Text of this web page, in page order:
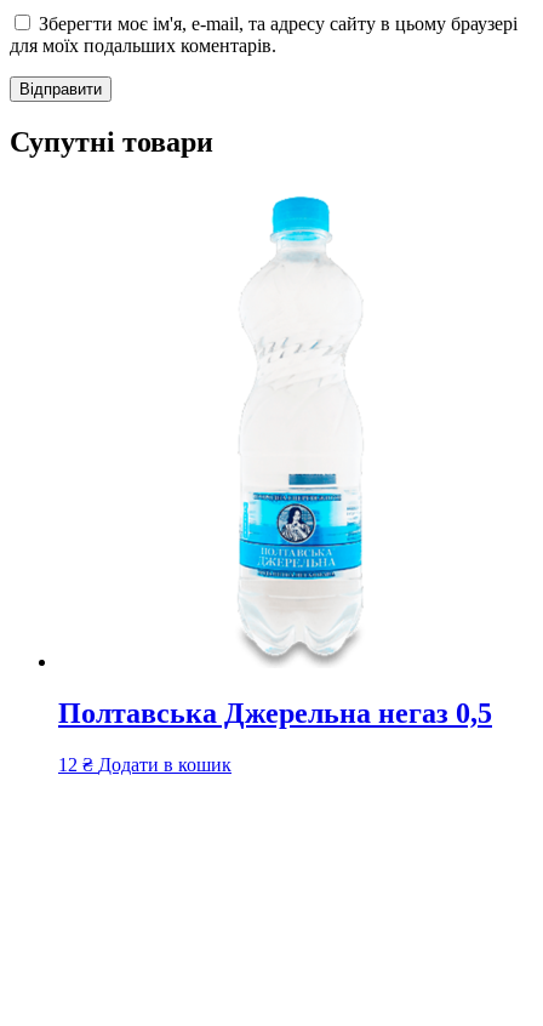
Зберегти моє ім'я, e-mail, та адресу сайту в цьому браузері
для моїх подальших коментарів.
Супутні товари
Полтавська Джерельна негаз 0,5
12 ₴ Додати в кошик